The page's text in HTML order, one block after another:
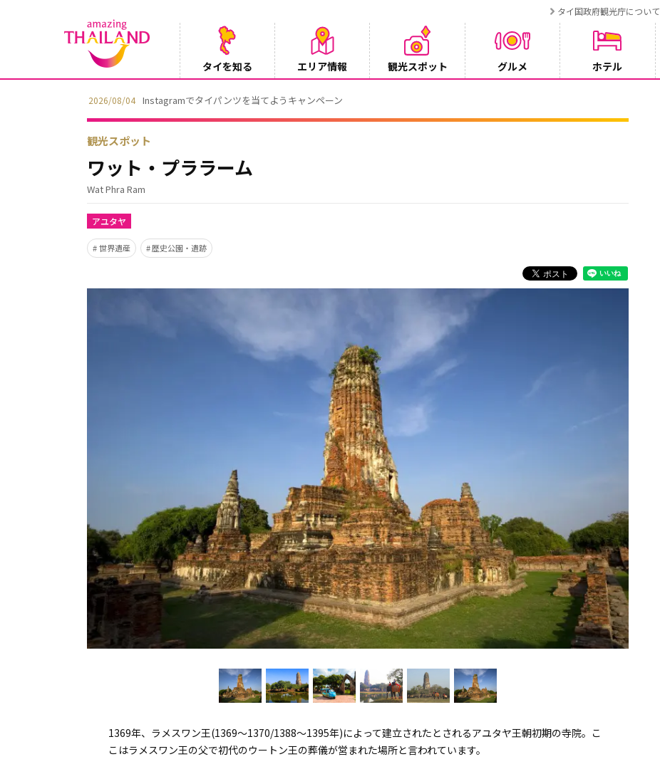
タイ国政府観光庁について
タイを知る エリア情報 観光スポット グルメ ホテル
2026/08/04 Instagramでタイパンツを当てようキャンペーン
観光スポット
ワット・プララーム
Wat Phra Ram
アユタヤ
世界遺産 歴史公園・遺跡
1369年、ラメスワン王(1369～1370/1388～1395年)によって建立されたとされるアユタヤ王朝初期の寺院。こ
こはラメスワン王の父で初代のウートン王の葬儀が営まれた場所と言われています。